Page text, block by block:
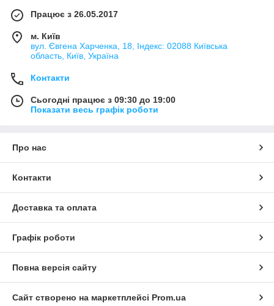
Працює з 26.05.2017
м. Київ
вул. Євгена Харченка, 18, Індекс: 02088 Київська
область, Київ, Україна
Контакти
Сьогодні працює з 09:30 до 19:00
Показати весь графік роботи
Про нас
Контакти
Доставка та оплата
Графік роботи
Повна версія сайту
Сайт створено на маркетплейсі Prom.ua